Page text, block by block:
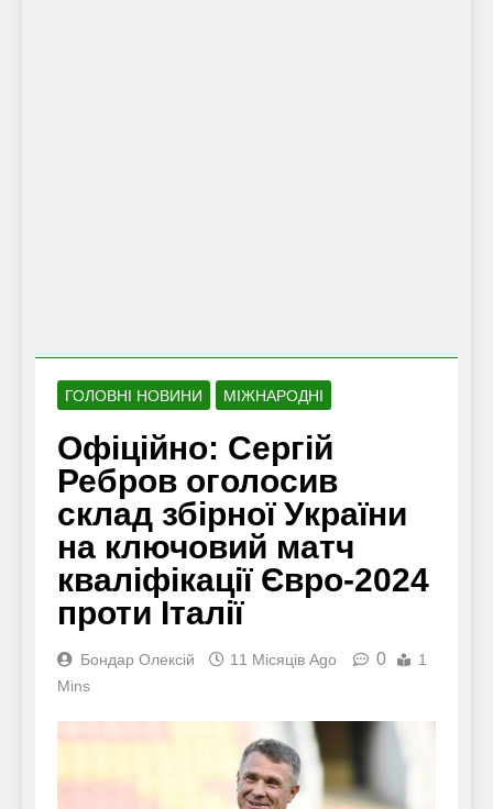
ГОЛОВНІ НОВИНИ МІЖНАРОДНІ
Офіційно: Сергій
Ребров оголосив
склад збірної України
на ключовий матч
кваліфікації Євро-2024
проти Італії
Бондар Олексій 11 Місяців Ago 0
1
Mins